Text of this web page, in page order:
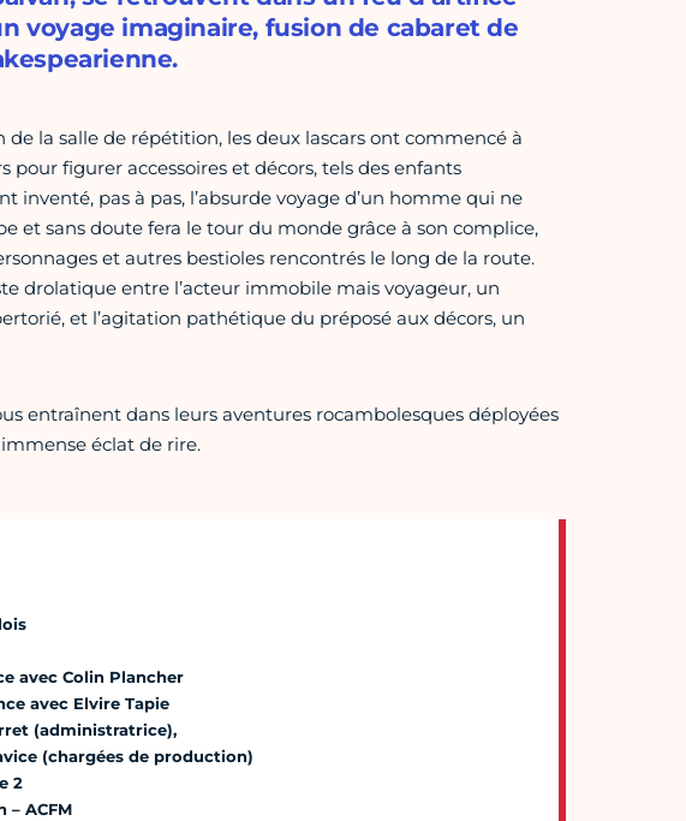
voyage imaginaire, fusion de cabaret de
la salle de répétition, les deux lascars ont commencé à
pour figurer accessoires et décors, tels des enfants
inventé, pas à pas, l’absurde voyage d’un homme qui ne
et sans doute fera le tour du monde grâce à son complice,
et autres bestioles rencontrés le long de la route.
drolatique entre l’acteur immobile mais voyageur, un
et l’agitation pathétique du préposé aux décors, un
entraînent dans leurs aventures rocambolesques déployées
éclat de rire.
avec Colin Plancher
avec Elvire Tapie
(administratrice),
(chargées de production)
2
– ACFM